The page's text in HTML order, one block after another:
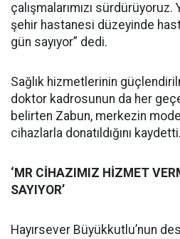
çalışmalarımızı
şehir hastanesi düzeyinde
gün sayıyor” dedi.
Sağlık hizmetlerinin
doktor kadrosunun da her
belirten Zabun, merkezin
cihazlarla donatıldığını kaydetti.
‘MR CİHAZIMIZ HİZMET
SAYIYOR’
Hayırsever Büyükkutlu’nun